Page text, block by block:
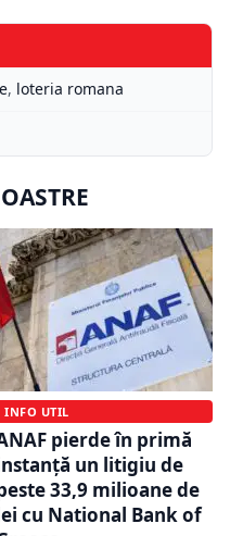
, loteria romana
INFO UTIL
pierde în primă
un litigiu de
33,9 milioane de
cu National Bank of